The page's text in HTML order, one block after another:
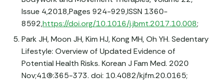
Issue 4,2018,Pages 924-929,ISSN 1360-
8592,https://doi.org/10.1016/j.jbmt.2017.10.008;
Park JH, Moon JH, Kim HJ, Kong MH, Oh YH. Sedentary
Lifestyle: Overview of Updated Evidence of
Potential Health Risks. Korean J Fam Med. 2020
Nov;41(6):365-373. doi: 10.4082/kjfm.20.0165;